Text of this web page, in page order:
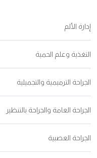
إدارة الألم
التغذية وعلم الحمية
الجراحة الترميمية والتجميلية
الجراحة العامة والجراحة بالتنظير
الجراحة العصبية